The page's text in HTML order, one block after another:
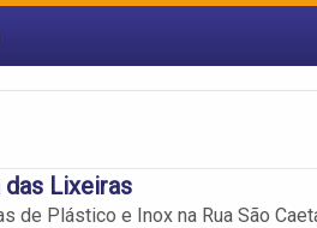
das Lixeiras
de Plástico e Inox na Rua São